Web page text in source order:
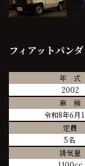
フィアットパン
年 式
2002
車 検
令和8年6月
定員
5名
排気量